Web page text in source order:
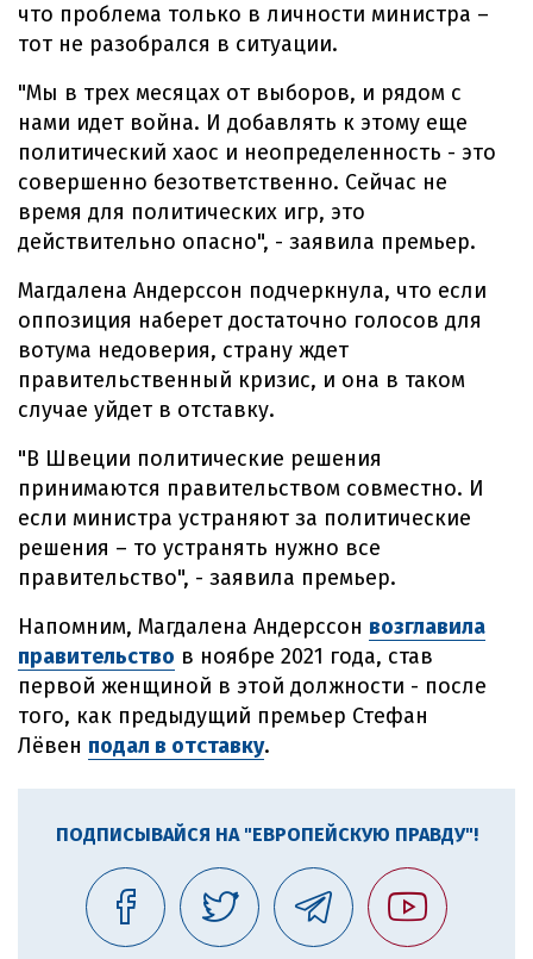
что проблема только в личности министра –
тот не разобрался в ситуации.
"Мы в трех месяцах от выборов, и рядом с
нами идет война. И добавлять к этому еще
политический хаос и неопределенность - это
совершенно безответственно. Сейчас не
время для политических игр, это
действительно опасно", - заявила премьер.
Магдалена Андерссон подчеркнула, что если
оппозиция наберет достаточно голосов для
вотума недоверия, страну ждет
правительственный кризис, и она в таком
случае уйдет в отставку.
"В Швеции политические решения
принимаются правительством совместно. И
если министра устраняют за политические
решения – то устранять нужно все
правительство", - заявила премьер.
Напомним, Магдалена Андерссон возглавила
правительство в ноябре 2021 года, став
первой женщиной в этой должности - после
того, как предыдущий премьер Стефан
Лёвен подал в отставку.
ПОДПИСЫВАЙСЯ НА "ЕВРОПЕЙСКУЮ ПРАВДУ"!